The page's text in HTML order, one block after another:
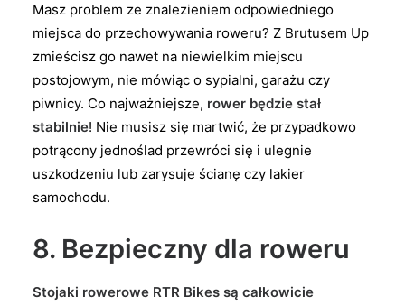
Masz problem ze znalezieniem odpowiedniego
miejsca do przechowywania roweru? Z Brutusem Up
zmieścisz go nawet na niewielkim miejscu
postojowym, nie mówiąc o sypialni, garażu czy
piwnicy. Co najważniejsze, rower będzie stał
stabilnie! Nie musisz się martwić, że przypadkowo
potrącony jednoślad przewróci się i ulegnie
uszkodzeniu lub zarysuje ścianę czy lakier
samochodu.
8. Bezpieczny dla roweru
Stojaki rowerowe RTR Bikes są całkowicie